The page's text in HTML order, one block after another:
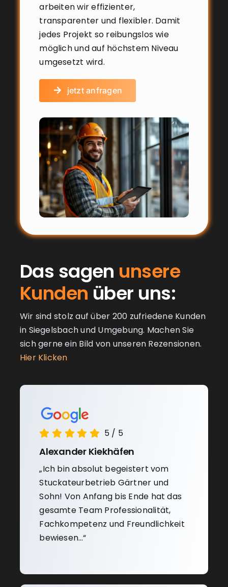
arbeiten wir effizienter,
transparenter und flexibler. Damit
jedes Projekt so reibungslos wie
möglich und auf höchstem Niveau
umgesetzt wird.
jetzt anfragen
Das sagen unsere
Kunden über uns:
Wir sind stolz auf über 200 zufriedene Kunden
in Siegelsbach und Umgebung. Machen Sie
sich gerne ein Bild von unseren Rezensionen.
Hier Klicken
5 / 5
Alexander Kiekhäfen
„Ich bin absolut begeistert vom
Stuckateurbetrieb Gärtner und
Sohn! Von Anfang bis Ende hat das
gesamte Team Professionalität,
Fachkompetenz und Freundlichkeit
bewiesen…“